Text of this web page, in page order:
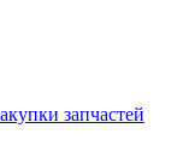
запчастей